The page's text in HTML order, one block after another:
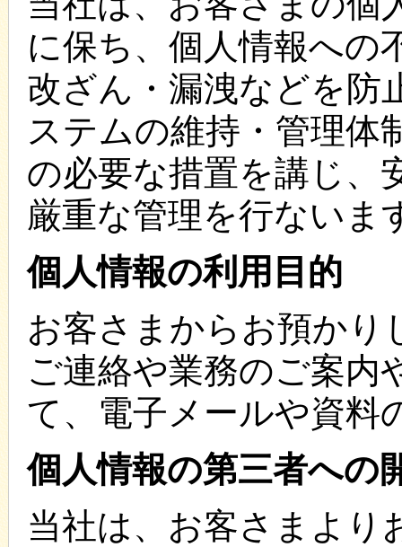
に保ち、個人情報への
改ざん・漏洩などを防
ステムの維持・管理体
の必要な措置を講じ、
厳重な管理を行ないま
個人情報の利用目的
お客さまからお預かり
ご連絡や業務のご案内
て、電子メールや資料
個人情報の第三者への
当社は、お客さまより